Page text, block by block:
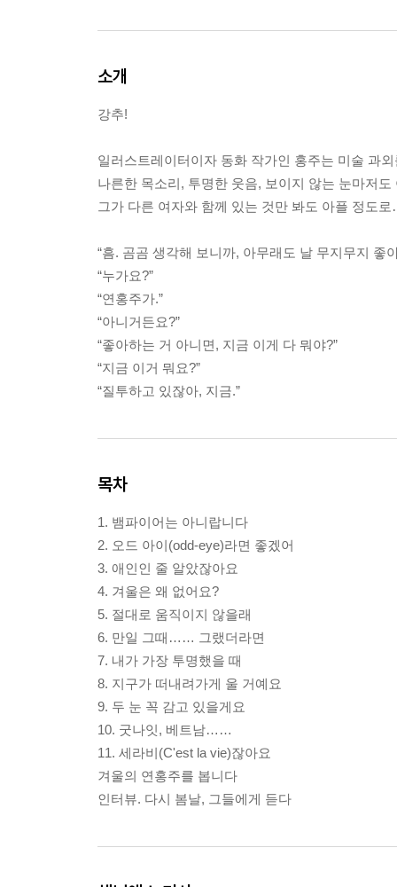
소개
강추!
일러스트레이터이자 동화 작가인 홍주는 미술 과
나른한 목소리, 투명한 웃음, 보이지 않는 눈마저
그가 다른 여자와 함께 있는 것만 봐도 아플 정도
“흠. 곰곰 생각해 보니까, 아무래도 날 무지무지 좋
“누가요?”
“연홍주가.”
“아니거든요?”
“좋아하는 거 아니면, 지금 이게 다 뭐야?”
“지금 이거 뭐요?”
“질투하고 있잖아, 지금.”
목차
1. 뱀파이어는 아니랍니다
2. 오드 아이(odd-eye)라면 좋겠어
3. 애인인 줄 알았잖아요
4. 겨울은 왜 없어요?
5. 절대로 움직이지 않을래
6. 만일 그때…… 그랬더라면
7. 내가 가장 투명했을 때
8. 지구가 떠내려가게 울 거예요
9. 두 눈 꼭 감고 있을게요
10. 굿나잇, 베트남……
11. 세라비(C'est la vie)잖아요
겨울의 연홍주를 봅니다
인터뷰. 다시 봄날, 그들에게 듣다